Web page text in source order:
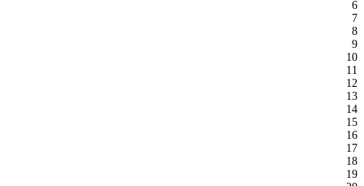
6
7
8
9
10
11
12
13
14
15
16
17
18
19